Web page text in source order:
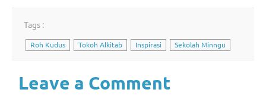
Tags :
Roh Kudus Tokoh Alkitab Inspirasi Sekolah Minngu
Leave a Comment